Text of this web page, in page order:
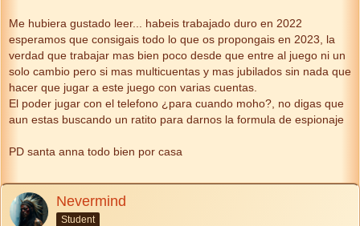
Me hubiera gustado leer... habeis trabajado duro en 2022
esperamos que consigais todo lo que os propongais en 2023, la
verdad que trabajar mas bien poco desde que entre al juego ni un
solo cambio pero si mas multicuentas y mas jubilados sin nada que
hacer que jugar a este juego con varias cuentas.
El poder jugar con el telefono ¿para cuando moho?, no digas que
aun estas buscando un ratito para darnos la formula de espionaje
PD santa anna todo bien por casa
Nevermind
Student